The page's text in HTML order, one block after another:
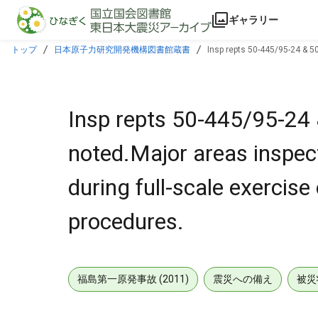
本文に飛ぶ
ギャラリー
トップ 日本原子力研究開発機構図書館蔵書
Insp repts 50-445/95-24 &
Insp repts 50-445/95-
noted.Major areas
during full-scale
procedures.
福島第一原発事故 (2011) 震災への備え 被災